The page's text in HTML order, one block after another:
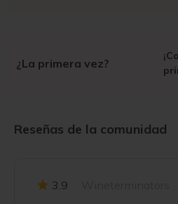
¿La primera vez?
Reseñas de la comunidad
3.9